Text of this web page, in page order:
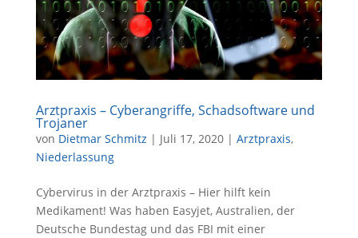
Arztpraxis – Cyberangriffe, Schadsoftware und
Trojaner
von Dietmar Schmitz | Juli 17, 2020| Arztpraxis,
Niederlassung
Cybervirus in der Arztpraxis – Hier hilft kein
Medikament! Was haben Easyjet, Australien, der
Deutsche Bundestag und das FBI mit einer